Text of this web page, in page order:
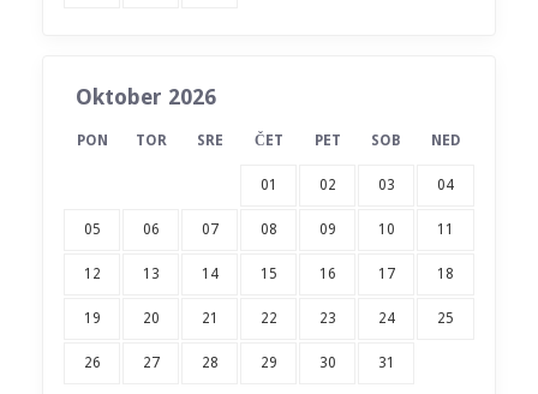
Oktober 2026
PON TOR SRE ČET PET SOB NED
01 02 03 04
05 06 07 08 09 10 11
12 13 14 15 16 17 18
19 20 21 22 23 24 25
26 27 28 29 30 31